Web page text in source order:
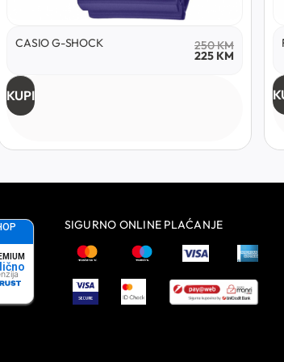
CASIO G-SHOCK 250KM
225 KM
KUPI
SIGURNO ONLINE PLAĆANJE